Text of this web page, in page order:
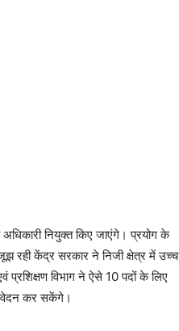
नियुक्त किए जाएंगे। प्रयोग के
रही केंद्र सरकार ने निजी क्षेत्र में उच्च
प्रशिक्षण विभाग ने ऐसे 10 पदों के लिए
कर सकेंगे।